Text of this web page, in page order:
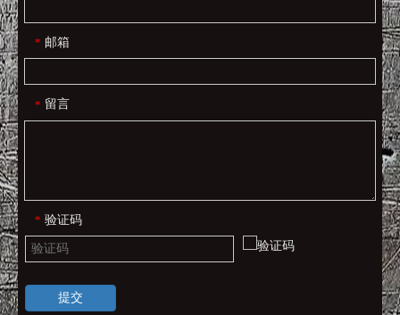
* 邮箱
* 留言
* 验证码
提交